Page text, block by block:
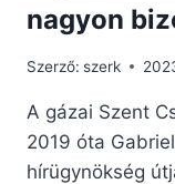
nagyon
Szerző: szerk
A gázai Szent
2019 óta
hírügynökség